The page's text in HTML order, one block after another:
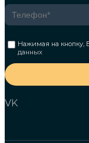
Нажимая на кнопку,
данных
VK